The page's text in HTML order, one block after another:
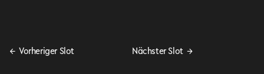
← Vorheriger Slot →
Nächster Slot